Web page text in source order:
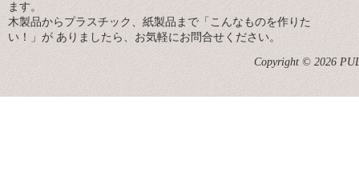
ます。
木製品からプラスチック、紙製品まで「こんなものを作りた
い！」が ありましたら、お気軽にお問合せください。
Copyright © 2026